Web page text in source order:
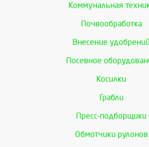
Коммунальная
Почвообработка
Внесение удобрений
Посевное
Косилки
Грабли
Пресс-подборщики
Обмотчики рулонов